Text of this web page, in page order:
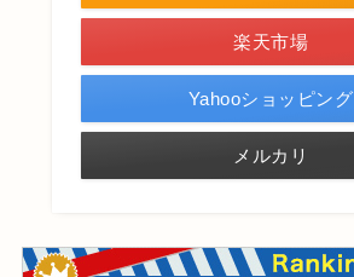
楽天市場
Yahooショッピング
メルカリ